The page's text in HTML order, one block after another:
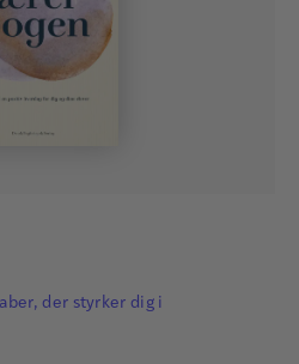
der styrker dig i